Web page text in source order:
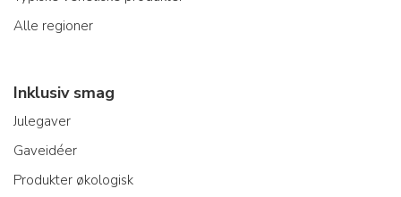
Alle regioner
Inklusiv smag
Julegaver
Gaveidéer
Produkter økologisk